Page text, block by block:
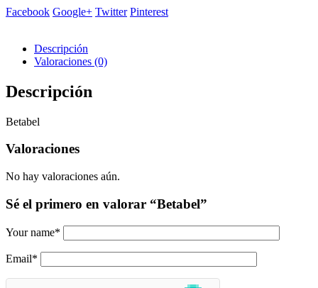
Facebook Google+ Twitter Pinterest
Descripción
Valoraciones (0)
Descripción
Betabel
Valoraciones
No hay valoraciones aún.
Sé el primero en valorar “Betabel”
Your name*
Email*